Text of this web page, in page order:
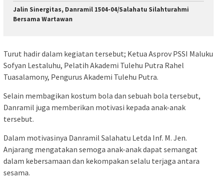
Jalin Sinergitas, Danramil 1504-04/Salahatu Silahturahmi
Bersama Wartawan
Turut hadir dalam kegiatan tersebut; Ketua Asprov PSSI Maluku
Sofyan Lestaluhu, Pelatih Akademi Tulehu Putra Rahel
Tuasalamony, Pengurus Akademi Tulehu Putra.
Selain membagikan kostum bola dan sebuah bola tersebut,
Danramil juga memberikan motivasi kepada anak-anak
tersebut.
Dalam motivasinya Danramil Salahatu Letda Inf. M. Jen.
Anjarang mengatakan semoga anak-anak dapat semangat
dalam kebersamaan dan kekompakan selalu terjaga antara
sesama.